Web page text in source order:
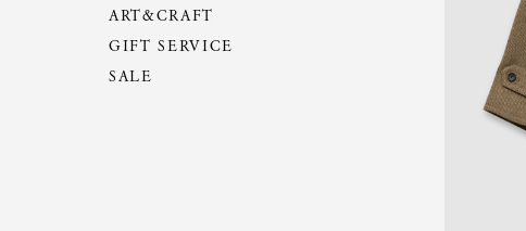
ART&CRAFT
GIFT SERVICE
SALE